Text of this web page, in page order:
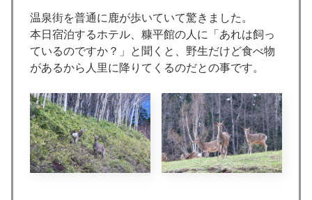
温泉街を普通に鹿が歩いていて驚きました。
本日宿泊するホテル、糠平館の人に「あれは飼っ
ているのですか？」と聞くと、野生だけど食べ物
があるから人里に降りてくるのだとの事です。